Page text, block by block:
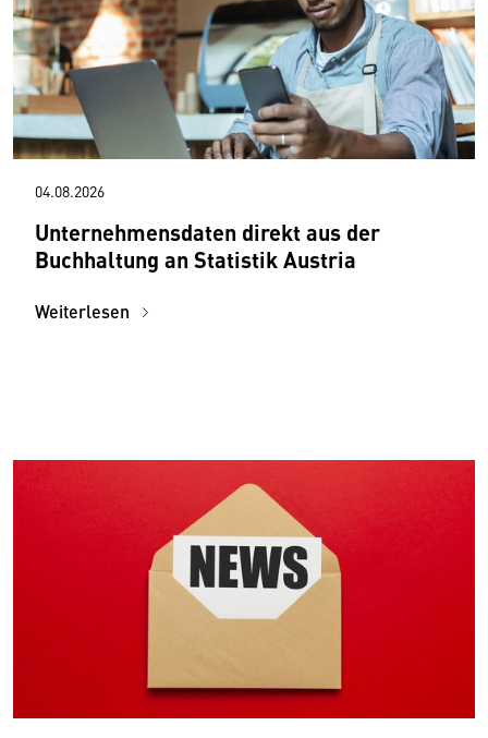
04.08.2026
Unternehmensdaten direkt aus der
Buchhaltung an Statistik Austria
Weiterlesen